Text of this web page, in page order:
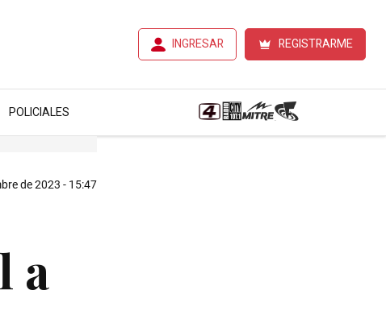
INGRESAR REGISTRARME
POLICIALES
de 2023 - 15:47
a